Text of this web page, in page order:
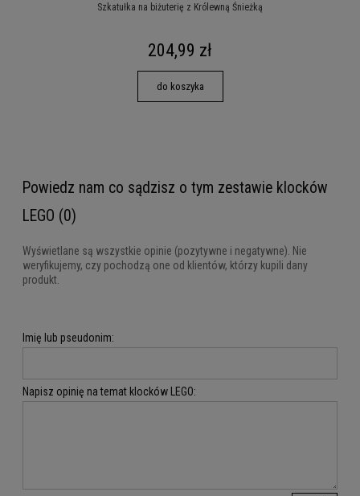
Szkatułka na biżuterię z Królewną Śnieżką
204,99 zł
do koszyka
Powiedz nam co sądzisz o tym zestawie klocków
LEGO (0)
Wyświetlane są wszystkie opinie (pozytywne i negatywne). Nie
weryfikujemy, czy pochodzą one od klientów, którzy kupili dany
produkt.
Imię lub pseudonim:
Napisz opinię na temat klocków LEGO: